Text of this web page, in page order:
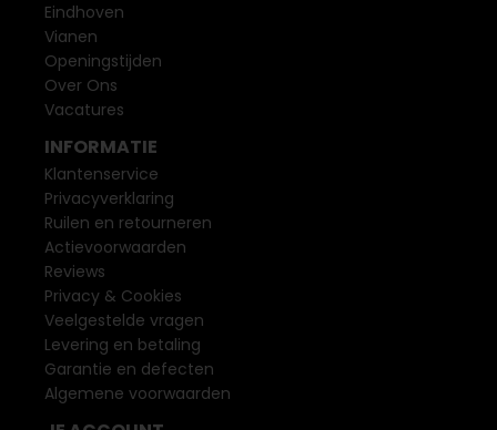
Eindhoven
Vianen
Openingstijden
Over Ons
Vacatures
INFORMATIE
Klantenservice
Privacyverklaring
Ruilen en retourneren
Actievoorwaarden
Reviews
Privacy & Cookies
Veelgestelde vragen
Levering en betaling
Garantie en defecten
Algemene voorwaarden